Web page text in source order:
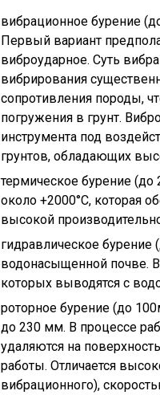
вибрационное бурение
Первый вариант
виброударное. Суть
вибрирования
сопротивления породы,
погружения в грунт.
инструмента под
грунтов, обладающих
термическое бурение (до
около +2000°С, которая
высокой
гидравлическое бурение
водонасыщенной почве.
которых выводятся с
роторное бурение (до
до 230 мм. В процессе
удаляются на
работы. Отличается
вибрационного),